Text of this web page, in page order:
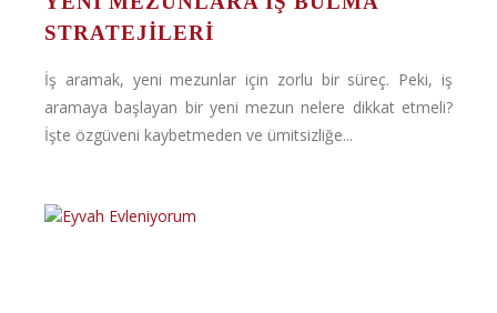
STRATEJILERI
İş aramak, yeni mezunlar için zorlu bir süreç. Peki, iş
aramaya başlayan bir yeni mezun nelere dikkat etmeli?
İşte özgüveni kaybetmeden ve ümitsizliğe...